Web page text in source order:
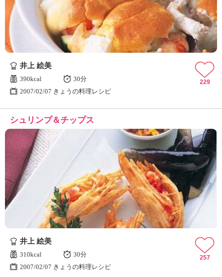
井上 絵美
390kcal
30分
2007/02/07 きょうの料理レシピ
229
シュリンプ＆チップス
井上 絵美
310kcal
30分
2007/02/07 きょうの料理レシピ
257